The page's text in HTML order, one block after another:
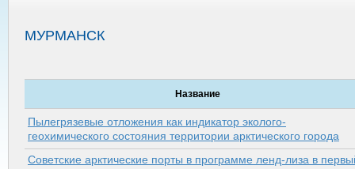
МУРМАНСК
Название
Пылегрязевые отложения как индикатор эколого-
геохимического состояния территории арк­тического города
Советские арктические порты в программе ленд-лиза в